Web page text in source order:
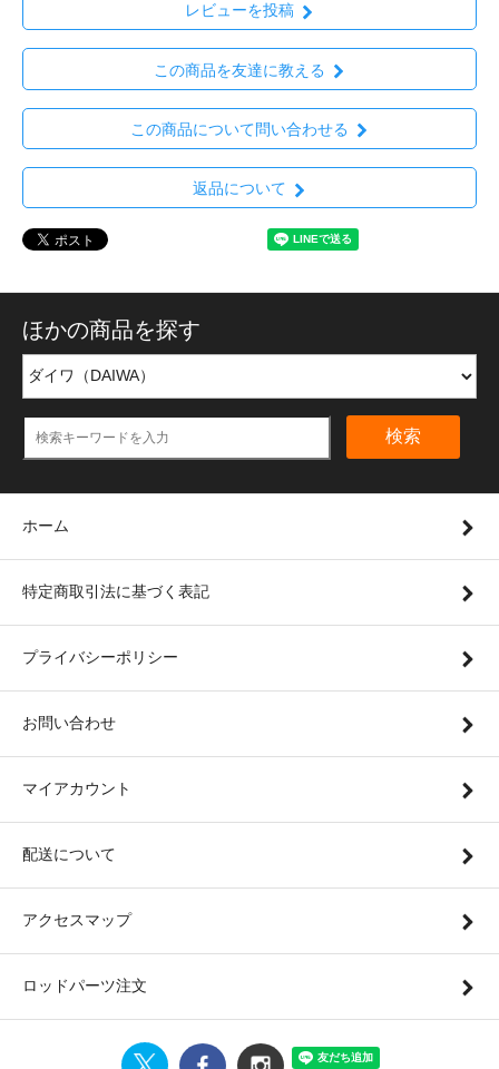
レビューを投稿
この商品を友達に教える
この商品について問い合わせる
返品について
ほかの商品を探す
検索
ホーム
特定商取引法に基づく表記
プライバシーポリシー
お問い合わせ
マイアカウント
配送について
アクセスマップ
ロッドパーツ注文